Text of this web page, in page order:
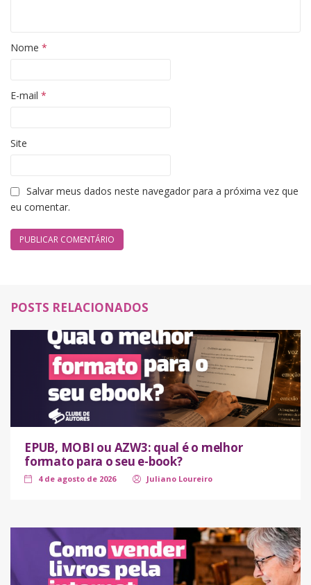
Nome *
E-mail *
Site
Salvar meus dados neste navegador para a próxima vez que
eu comentar.
POSTS RELACIONADOS
EPUB, MOBI ou AZW3: qual é o melhor
formato para o seu e-book?
4 de agosto de 2026 Juliano Loureiro